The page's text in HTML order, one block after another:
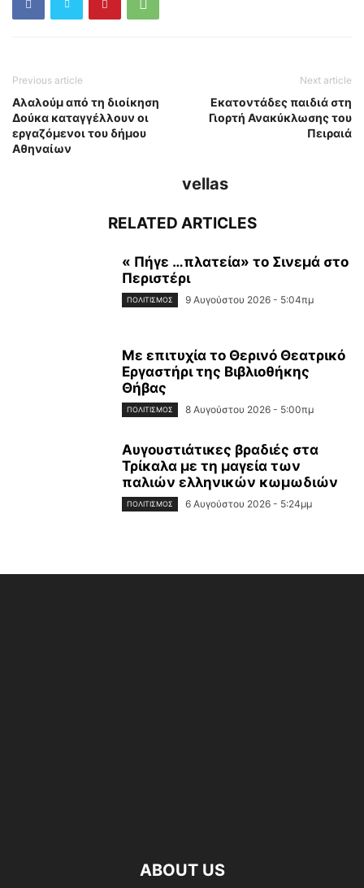
Previous article
Αλαλούμ από τη διοίκηση
Δούκα καταγγέλλουν οι
εργαζόμενοι του δήμου
Αθηναίων
Next article
Εκατοντάδες παιδιά στη
Γιορτή Ανακύκλωσης του
Πειραιά
vellas
RELATED ARTICLES
« Πήγε …πλατεία» το Σινεμά στο
Περιστέρι
ΠΟΛΙΤΙΣΜΌΣ 9 Αυγούστου 2026 - 5:04πμ
Με επιτυχία το Θερινό Θεατρικό
Εργαστήρι της Βιβλιοθήκης
Θήβας
ΠΟΛΙΤΙΣΜΌΣ 8 Αυγούστου 2026 - 5:00πμ
Αυγουστιάτικες βραδιές στα
Τρίκαλα με τη μαγεία των
παλιών ελληνικών κωμωδιών
ΠΟΛΙΤΙΣΜΌΣ 6 Αυγούστου 2026 - 5:24μμ
ABOUT US